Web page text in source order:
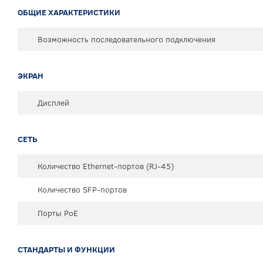
ОБЩИЕ ХАРАКТЕРИСТИКИ
Возможность последовательного подключения
ЭКРАН
Дисплей
СЕТЬ
Количество Ethernet-портов (RJ-45)
Количество SFP-портов
Порты PoE
СТАНДАРТЫ И ФУНКЦИИ